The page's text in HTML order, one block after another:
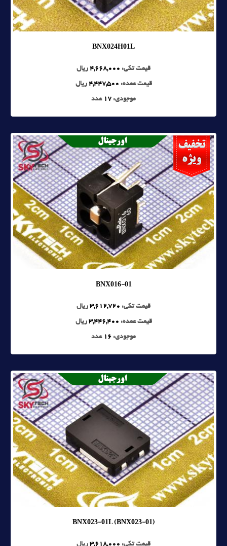
BNX024H01L
قیمت تکی: 4,668,000 ریال
قیمت عمده: 4,447,500 ریال
موجودی: 17 عدد
BNX016-01
قیمت تکی: 3,612,720 ریال
قیمت عمده: 3,446,400 ریال
موجودی: 16 عدد
BNX023-01L (BNX023-01)